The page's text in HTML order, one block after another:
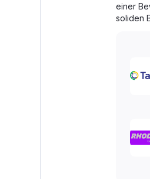
einer
soliden